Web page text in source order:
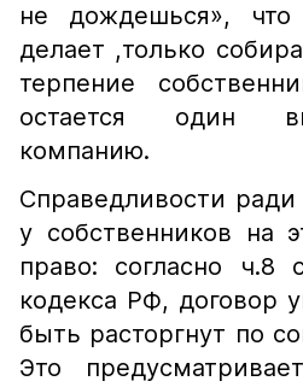
не дождешься»,
делает ,только
терпение
остается один
компанию.
Справедливости ради
у собственников на
право: согласно ч.8
кодекса РФ, договор
быть расторгнут по
Это